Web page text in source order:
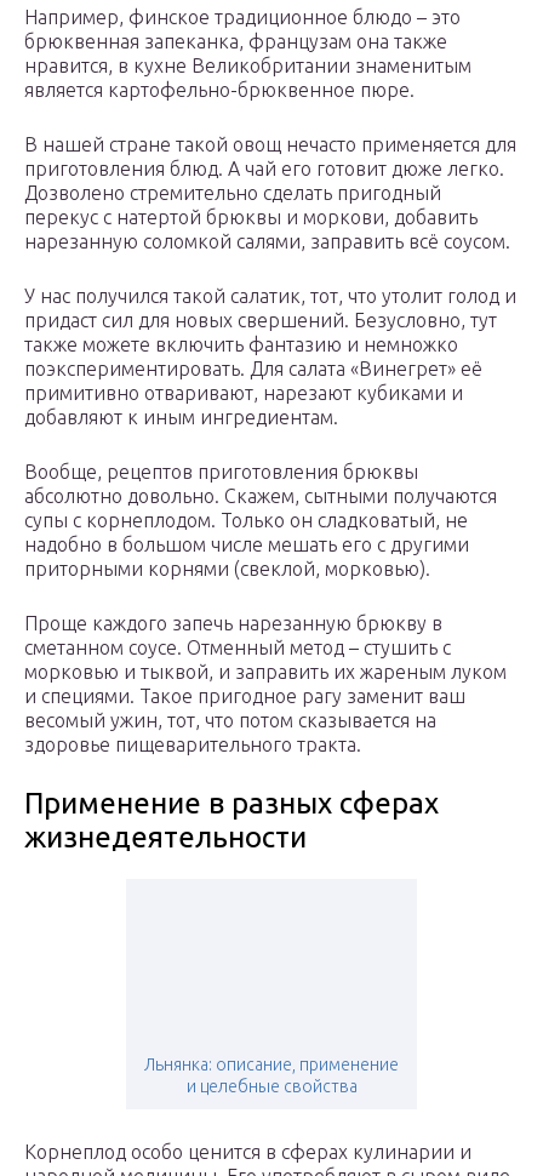
Например, финское традиционное блюдо – это
брюквенная запеканка, французам она также
нравится, в кухне Великобритании знаменитым
является картофельно-брюквенное пюре.
В нашей стране такой овощ нечасто применяется для
приготовления блюд. А чай его готовит дюже легко.
Дозволено стремительно сделать пригодный
перекус с натертой брюквы и моркови, добавить
нарезанную соломкой салями, заправить всё соусом.
У нас получился такой салатик, тот, что утолит голод и
придаст сил для новых свершений. Безусловно, тут
также можете включить фантазию и немножко
поэкспериментировать. Для салата «Винегрет» её
примитивно отваривают, нарезают кубиками и
добавляют к иным ингредиентам.
Вообще, рецептов приготовления брюквы
абсолютно довольно. Скажем, сытными получаются
супы с корнеплодом. Только он сладковатый, не
надобно в большом числе мешать его с другими
приторными корнями (свеклой, морковью).
Проще каждого запечь нарезанную брюкву в
сметанном соусе. Отменный метод – стушить с
морковью и тыквой, и заправить их жареным луком
и специями. Такое пригодное рагу заменит ваш
весомый ужин, тот, что потом сказывается на
здоровье пищеварительного тракта.
Применение в разных сферах
жизнедеятельности
Льнянка: описание, применение
и целебные свойства
Корнеплод особо ценится в сферах кулинарии и